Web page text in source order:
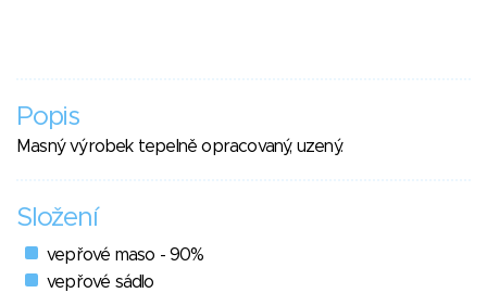
Popis
Masný výrobek tepelně opracovaný, uzený.
Složení
vepřové maso - 90%
vepřové sádlo